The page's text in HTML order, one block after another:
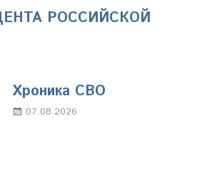
РОССИЙСКОЙ
Хроника СВО
07.08.2026